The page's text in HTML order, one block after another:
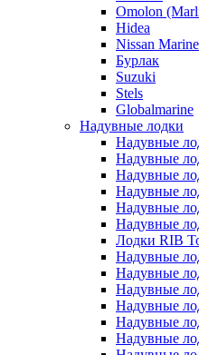
Omolon
Hidea
Nissan Marine
Бурлак
Suzuki
Stels
Globalmarine
Надувные лодки
Надувные
Надувные
Надувные
Надувные
Надувные
Надувные
Лодки RIB
Надувные
Надувные
Надувные
Надувные
Надувные
Надувные